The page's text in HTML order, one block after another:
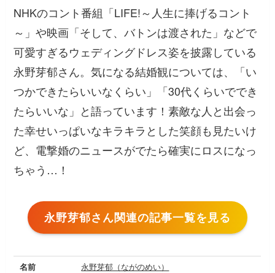
NHKのコント番組「LIFE!～人生に捧げるコント
～」や映画「そして、バトンは渡された」などで
可愛すぎるウェディングドレス姿を披露している
永野芽郁さん。気になる結婚観については、「い
つかできたらいいなくらい」「30代くらいででき
たらいいな」と語っています！素敵な人と出会っ
た幸せいっぱいなキラキラとした笑顔も見たいけ
ど、電撃婚のニュースがでたら確実にロスになっ
ちゃう…！
永野芽郁さん関連の記事一覧を見る
名前
永野芽郁（ながのめい）